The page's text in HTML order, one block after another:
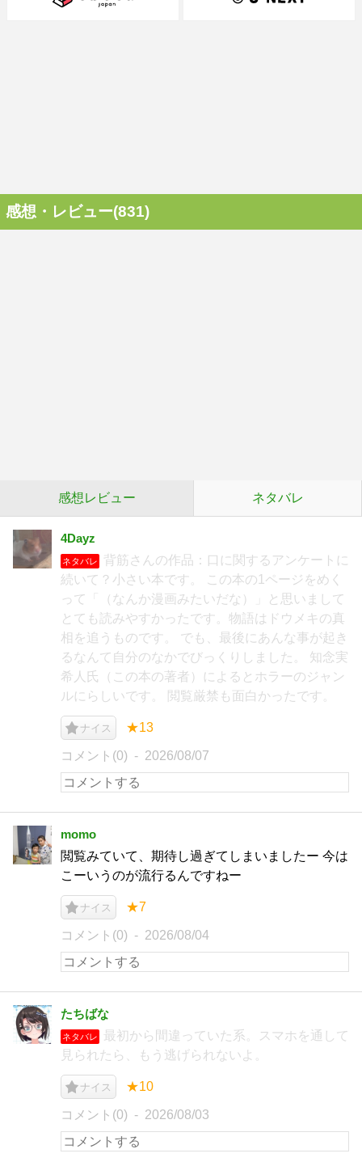
感想・レビュー(831)
感想レビュー ネタバレ
4Dayz
ネタバレ
背筋さんの作品：口に関するアンケートに
続いて？小さい本です。 この本の1ページをめく
って「（なんか漫画みたいだな）」と思いまして
とても読みやすかったです。物語はドウメキの真
相を追うものです。 でも、最後にあんな事が起き
るなんて自分のなかでびっくりしました。 知念実
希人氏（この本の著者）によるとホラーのジャン
ルにらしいです。 閲覧厳禁も面白かったです。
ナイス ★13
コメント(0) 2026/08/07
momo
閲覧みていて、期待し過ぎてしまいましたー 今は
こーいうのが流行るんですねー
ナイス ★7
コメント(0) 2026/08/04
たちばな
ネタバレ
最初から間違っていた系。スマホを通して
見られたら、もう逃げられないよ。
ナイス ★10
コメント(0) 2026/08/03